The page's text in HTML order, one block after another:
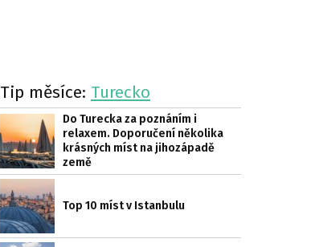
Tip měsíce: Turecko
Do Turecka za poznáním i
relaxem. Doporučení několika
krásných míst na jihozápadě
země
Top 10 míst v Istanbulu